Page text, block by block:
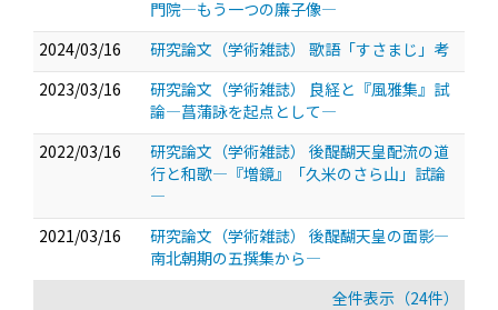
門院―もう一つの廉子像―
2024/03/16
研究論文（学術雑誌） 歌語「すさまじ」考
2023/03/16
研究論文（学術雑誌） 良経と『風雅集』試
論―菖蒲詠を起点として―
2022/03/16
研究論文（学術雑誌） 後醍醐天皇配流の道
行と和歌―『増鏡』「久米のさら山」試論
―
2021/03/16
研究論文（学術雑誌） 後醍醐天皇の面影―
南北朝期の五撰集から―
全件表示（24件）